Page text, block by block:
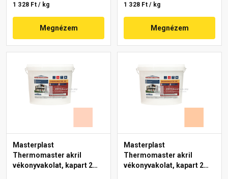
1 328 Ft / kg
Megnézem
1 328 Ft / kg
Megnézem
Masterplast
Thermomaster akril
vékonyvakolat, kapart 2
Masterplast
Thermomaster akril
vékonyvakolat, kapart 2